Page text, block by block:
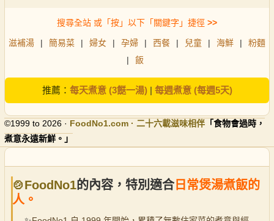
搜尋全站 或「按」以下「關鍵字」捷徑 >>
滋補湯 | 簡易菜 | 婦女 | 孕婦 | 西餐 | 兒童 | 海鮮 |
粉麵
|
飯
推薦： 每天煮意 (3餸一湯)| 每週煮意 (每週5天)
©1999 to 2026 · FoodNo1.com · 二十六載滋味相伴 「食物會過時，
煮意永遠新鮮。」
🍲FoodNo1的內容，特別適合 日常煲湯煮飯的
人。